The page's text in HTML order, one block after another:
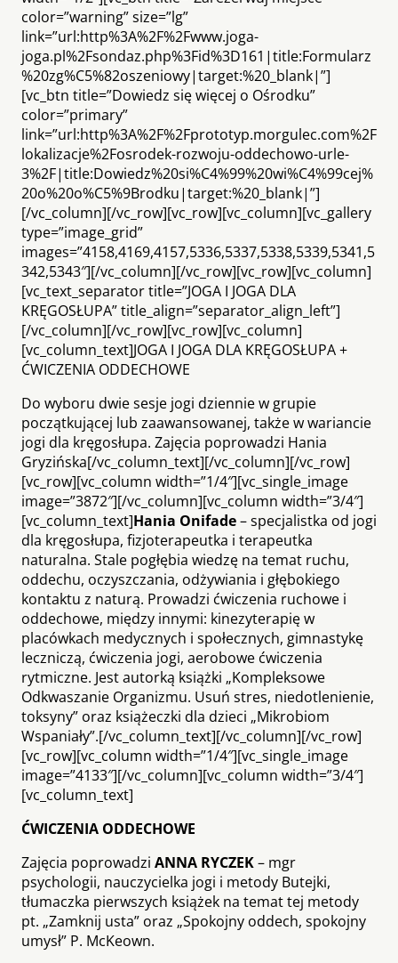
color=”warning” size=”lg”
link=”url:http%3A%2F%2Fwww.joga-
joga.pl%2Fsondaz.php%3Fid%3D161|title:Formularz
%20zg%C5%82oszeniowy|target:%20_blank|”]
[vc_btn title=”Dowiedz się więcej o Ośrodku”
color=”primary”
link=”url:http%3A%2F%2Fprototyp.morgulec.com%2F
lokalizacje%2Fosrodek-rozwoju-oddechowo-urle-
3%2F|title:Dowiedz%20si%C4%99%20wi%C4%99cej%
20o%20o%C5%9Brodku|target:%20_blank|”]
[/vc_column][/vc_row][vc_row][vc_column][vc_gallery
type=”image_grid”
images=”4158,4169,4157,5336,5337,5338,5339,5341,5
342,5343″][/vc_column][/vc_row][vc_row][vc_column]
[vc_text_separator title=”JOGA I JOGA DLA
KRĘGOSŁUPA” title_align=”separator_align_left”]
[/vc_column][/vc_row][vc_row][vc_column]
[vc_column_text]JOGA I JOGA DLA KRĘGOSŁUPA +
ĆWICZENIA ODDECHOWE
Do wyboru dwie sesje jogi dziennie w grupie
początkującej lub zaawansowanej, także w wariancie
jogi dla kręgosłupa. Zajęcia poprowadzi Hania
Gryzińska[/vc_column_text][/vc_column][/vc_row]
[vc_row][vc_column width=”1/4″][vc_single_image
image=”3872″][/vc_column][vc_column width=”3/4″]
[vc_column_text]Hania Onifade– specjalistka od jogi
dla kręgosłupa, fizjoterapeutka i terapeutka
naturalna. Stale pogłębia wiedzę na temat ruchu,
oddechu, oczyszczania, odżywiania i głębokiego
kontaktu z naturą. Prowadzi ćwiczenia ruchowe i
oddechowe, między innymi: kinezyterapię w
placówkach medycznych i społecznych, gimnastykę
leczniczą, ćwiczenia jogi, aerobowe ćwiczenia
rytmiczne. Jest autorką książki „Kompleksowe
Odkwaszanie Organizmu. Usuń stres, niedotlenienie,
toksyny” oraz książeczki dla dzieci „Mikrobiom
Wspaniały”.[/vc_column_text][/vc_column][/vc_row]
[vc_row][vc_column width=”1/4″][vc_single_image
image=”4133″][/vc_column][vc_column width=”3/4″]
[vc_column_text]
ĆWICZENIA ODDECHOWE
Zajęcia poprowadzi ANNA RYCZEK– mgr
psychologii, nauczycielka jogi i metody Butejki,
tłumaczka pierwszych książek na temat tej metody
pt. „Zamknij usta” oraz „Spokojny oddech, spokojny
umysł” P. McKeown.